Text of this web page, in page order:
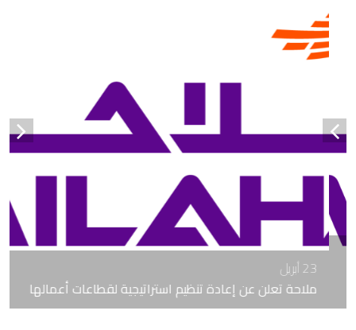
23 أبريل
ملاحة تعلن عن إعادة تنظيم استراتيجية لقطاعات أعمالها